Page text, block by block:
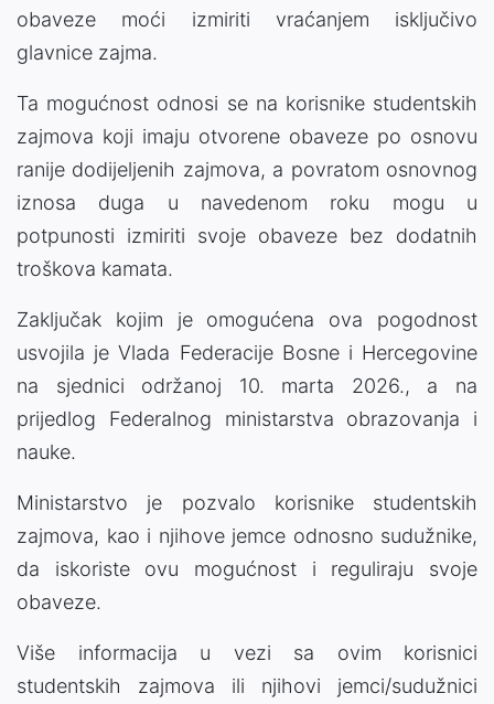
obaveze moći izmiriti vraćanjem isključivo
glavnice zajma.
Ta mogućnost odnosi se na korisnike studentskih
zajmova koji imaju otvorene obaveze po osnovu
ranije dodijeljenih zajmova, a povratom osnovnog
iznosa duga u navedenom roku mogu u
potpunosti izmiriti svoje obaveze bez dodatnih
troškova kamata.
Zaključak kojim je omogućena ova pogodnost
usvojila je Vlada Federacije Bosne i Hercegovine
na sjednici održanoj 10. marta 2026., a na
prijedlog Federalnog ministarstva obrazovanja i
nauke.
Ministarstvo je pozvalo korisnike studentskih
zajmova, kao i njihove jemce odnosno sudužnike,
da iskoriste ovu mogućnost i reguliraju svoje
obaveze.
Više informacija u vezi sa ovim korisnici
studentskih zajmova ili njihovi jemci/sudužnici